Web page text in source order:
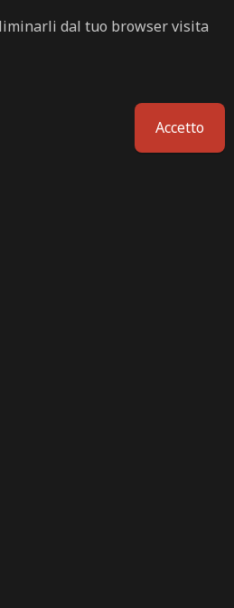
dal tuo browser visita
Accetto